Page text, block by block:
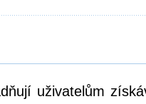
uživatelům